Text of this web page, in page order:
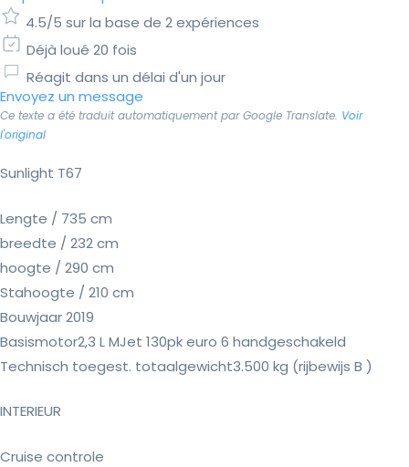
4.5/5 sur la base de 2 expériences
Déjà loué 20 fois
Réagit dans un délai d'un jour
Envoyez un message
Ce texte a été traduit automatiquement par Google Translate. Voir
l'original
Sunlight T67
Lengte / 735 cm
breedte / 232 cm
hoogte / 290 cm
Stahoogte / 210 cm
Bouwjaar 2019
Basismotor2,3 L MJet 130pk euro 6 handgeschakeld
Technisch toegest. totaalgewicht3.500 kg (rijbewijs B )
INTERIEUR
Cruise controle